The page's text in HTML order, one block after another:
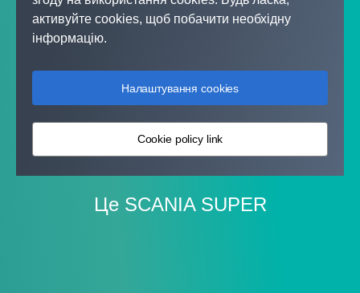
активуйте cookies, щоб побачити необхідну
інформацію.
Налаштування cookies
Cookie policy link
Це SCANIA SUPER